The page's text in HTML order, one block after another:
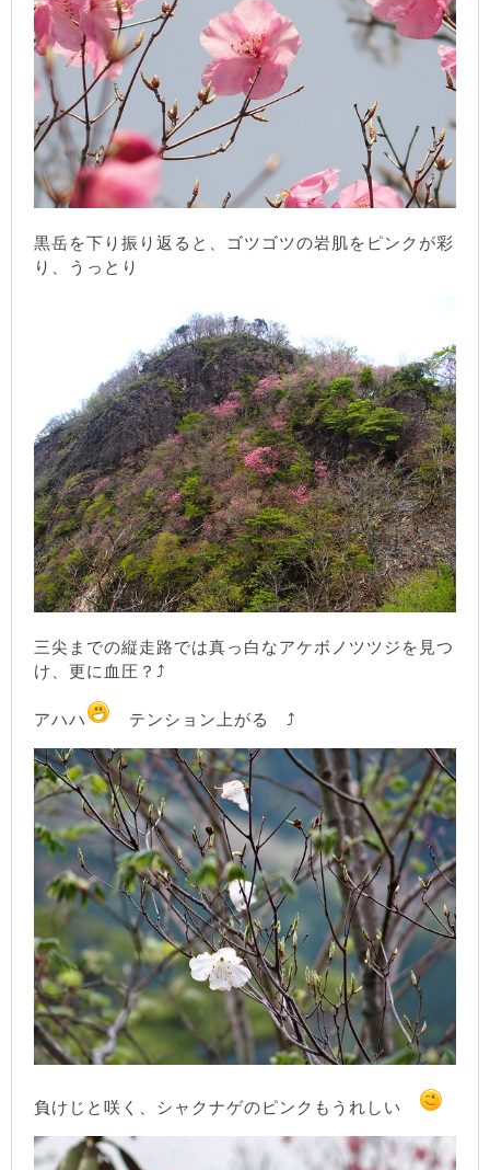
黒岳を下り振り返ると、ゴツゴツの岩肌をピンクが彩
り、うっとり
三尖までの縦走路では真っ白なアケボノツツジを見つ
け、更に血圧？⤴
アハハ テンション上がる ⤴
負けじと咲く、シャクナゲのピンクもうれしい